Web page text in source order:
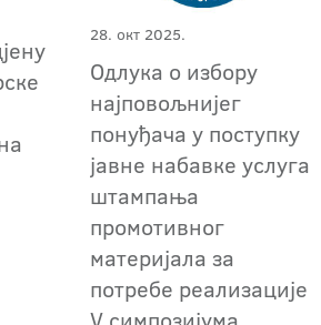
28. окт 2025.
Одлука о избору
најповољнијег
понуђача у поступку
јавне набавке услуга
штампања
промотивног
материјала за
потребе реализације